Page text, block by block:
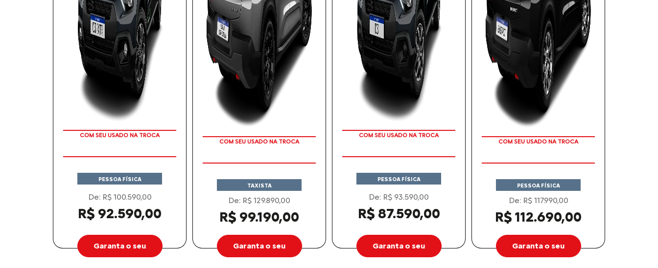
APROVEITE!
PESSOA FÍSICA
De: R$ 100.590,00
R$ 92.590,00
Garanta o seu
O VALOR ANUNCIADO JÁ CONTEMPLA
TAXISTA
De: R$ 129.890,00
R$ 99.190,00
Garanta o seu
APROVEITE!
PESSOA FÍSICA
De: R$ 93.590,00
R$ 87.590,00
Garanta o seu
APROVEITE!
PESSOA FÍSICA
De: R$ 117.990,00
R$ 112.690,00
Garanta o seu